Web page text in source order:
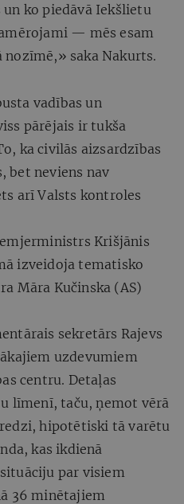
ko piedāvā Iekšlietu
— mēs esam
saka Nakurts.
vadības un
pārējais ir tukša
ka civilās aizsardzības
bet neviens nav
arī Valsts kontroles
Krišjānis
izveidoja tematisko
Māra Kučinska (AS)
sekretārs Rajevs
uzdevumiem
centru. Detaļas
līmenī, taču, ņemot vērā
hipotētiski tā varētu
kas ikdienā
par visiem
36 minētajiem